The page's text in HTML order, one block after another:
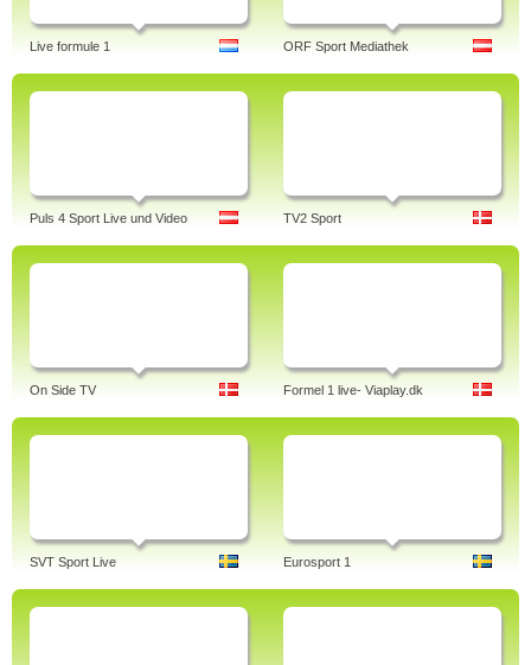
Live formule 1 ORF Sport Mediathek
Puls 4 Sport Live und Video TV2 Sport
On Side TV Formel 1 live- Viaplay.dk
SVT Sport Live Eurosport 1